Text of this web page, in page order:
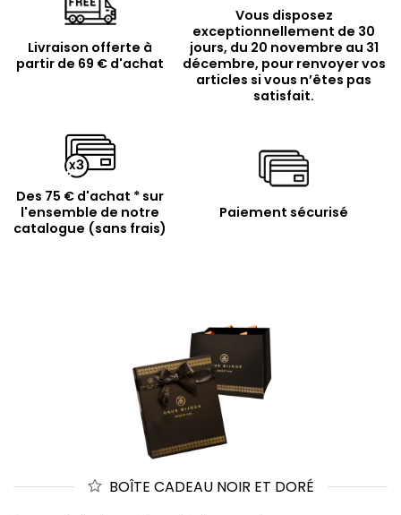
Livraison offerte à
partir de 69 € d'achat
Vous disposez
exceptionnellement de 30
jours, du 20 novembre au 31
décembre, pour renvoyer vos
articles si vous n’êtes pas
satisfait.
Des 75 € d'achat * sur
l'ensemble de notre
catalogue (sans frais)
Paiement sécurisé
BOÎTE CADEAU NOIR ET DORÉ